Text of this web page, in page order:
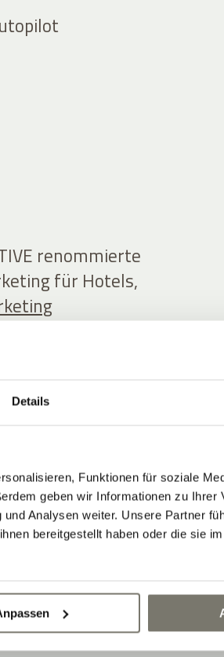
Details
Funktionen für soziale
geben wir Informationen zu Ihrer
Analysen weiter. Unsere Partner
bereitgestellt haben oder die sie
renommierte
für Hotels,
und innovative
den
Hotelmit
Software Hotelmit
ist
Konformität
auf dieser